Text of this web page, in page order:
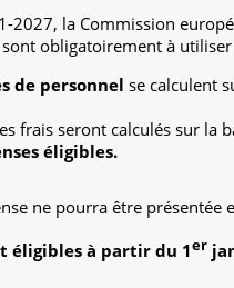
2027, la Commission
obligatoirement à
de personnel se calculent
frais seront calculés sur la
éligibles.
ne pourra être présentée
éligibles à partir du 1er